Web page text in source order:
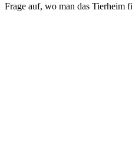
Frage auf, wo man das Tierheim